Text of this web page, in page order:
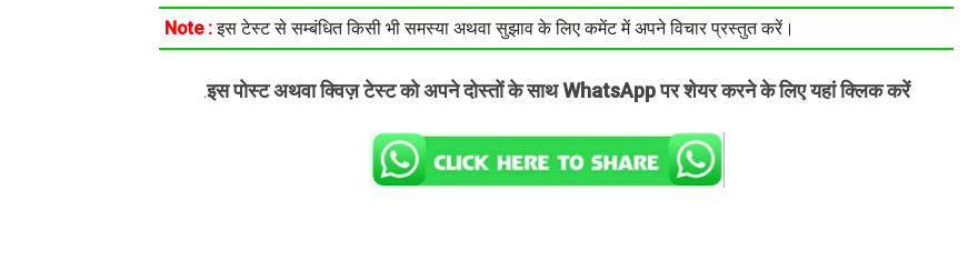
Note :इस टेस्ट से सम्बंधित किसी भी समस्या अथवा सुझाव के लिए कमेंट में अपने विचार प्रस्तुत करें।
.इस पोस्ट अथवा क्विज़ टेस्ट को अपने दोस्तों के साथ WhatsApp पर शेयर करने के लिए यहां क्लिक करें